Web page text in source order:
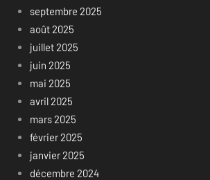
septembre 2025
août 2025
juillet 2025
juin 2025
mai 2025
avril 2025
mars 2025
février 2025
janvier 2025
décembre 2024